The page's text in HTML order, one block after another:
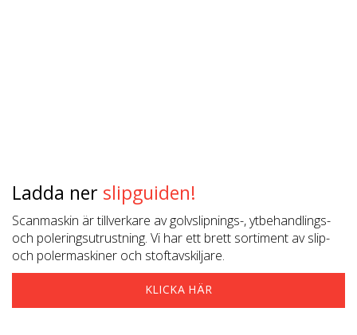
Ladda ner slipguiden!
Scanmaskin är tillverkare av golvslipnings-, ytbehandlings-
och poleringsutrustning. Vi har ett brett sortiment av slip-
och polermaskiner och stoftavskiljare.
KLICKA HÄR